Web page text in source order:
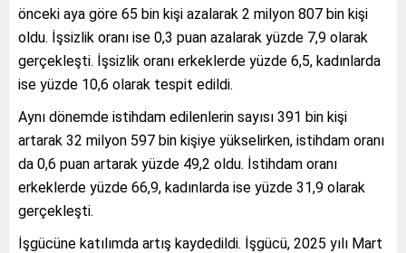
önceki aya göre 65 bin kişi azalarak 2 milyon 807 bin kişi
oldu. İşsizlik oranı ise 0,3 puan azalarak yüzde 7,9 olarak
gerçekleşti. İşsizlik oranı erkeklerde yüzde 6,5, kadınlarda
ise yüzde 10,6 olarak tespit edildi.
Aynı dönemde istihdam edilenlerin sayısı 391 bin kişi
artarak 32 milyon 597 bin kişiye yükselirken, istihdam oranı
da 0,6 puan artarak yüzde 49,2 oldu. İstihdam oranı
erkeklerde yüzde 66,9, kadınlarda ise yüzde 31,9 olarak
gerçekleşti.
İşgücüne katılımda artış kaydedildi. İşgücü, 2025 yılı Mart